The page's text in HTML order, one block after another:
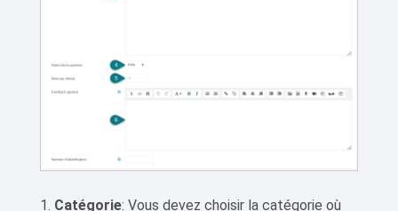
Catégorie: Vous devez choisir la catégorie où